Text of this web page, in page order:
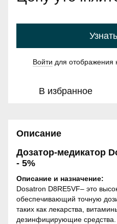
Войти для отображения
В избранное
Описание
Дозатор-медикатор
- 5%
Описание и назначение:
Dosatron D8RE5VF– это
обеспечивающий точную
таких как лекарства,
дезинфицирующие